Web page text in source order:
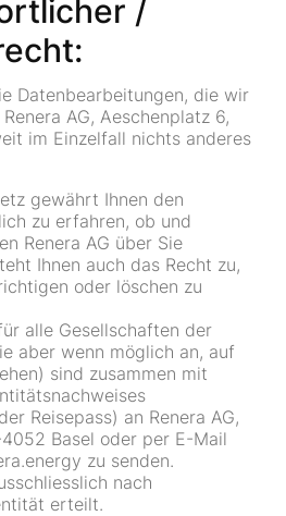
/
Datenbearbeitungen, die wir
AG, Aeschenplatz 6,
im Einzelfall nichts anderes
gewährt Ihnen den
zu erfahren, ob und
Renera AG über Sie
Ihnen auch das Recht zu,
oder löschen zu
alle Gesellschaften der
aber wenn möglich an, auf
sind zusammen mit
Reisepass) an Renera AG,
Basel oder per E-Mail
zu senden.
nach
erteilt.